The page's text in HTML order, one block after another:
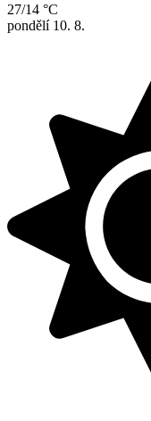
27/14 °C
pondělí 10. 8.